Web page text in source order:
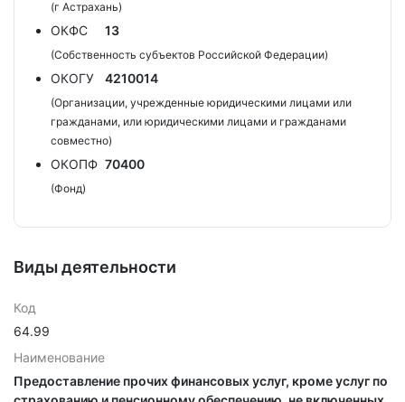
(г Астрахань)
ОКФС 13
(Собственность субъектов Российской Федерации)
ОКОГУ 4210014
(Организации, учрежденные юридическими лицами или
гражданами, или юридическими лицами и гражданами
совместно)
ОКОПФ 70400
(Фонд)
Виды деятельности
Код
64.99
Наименование
Предоставление прочих финансовых услуг, кроме услуг по